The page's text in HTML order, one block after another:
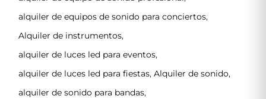
alquiler de equipos de sonido para conciertos,
Alquiler de instrumentos,
alquiler de luces led para eventos,
alquiler de luces led para fiestas, Alquiler de sonido,
alquiler de sonido para bandas,